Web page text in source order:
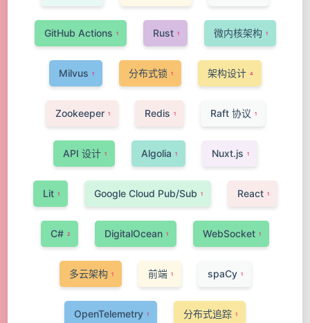
GitHub Actions 1 Rust 1 微内核架构 1
Milvus 1 分布式锁 1 架构设计 4
Zookeeper 1 Redis 1 Raft 协议 1
API 设计 1 Algolia 1 Nuxt.js 1
Lit 1 Google Cloud Pub/Sub 1 React 1
C# 2 DigitalOcean 1 WebSocket 1
多云架构 1 前端 1 spaCy 1
OpenTelemetry 1 分布式追踪 1